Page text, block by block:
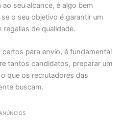
seu alcance, é algo bem
o seu objetivo é garantir um
de qualidade.
para envio, é fundamental
tantos candidatos, preparar um
que os recrutadores das
buscam.